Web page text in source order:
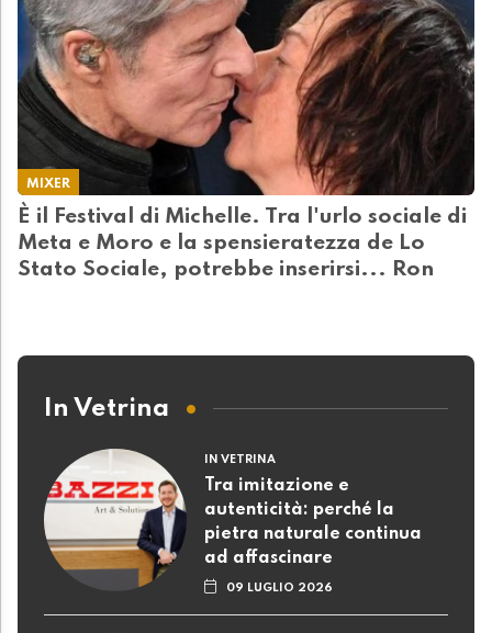
MIXER
È il Festival di Michelle. Tra l'urlo sociale di
Meta e Moro e la spensieratezza de Lo
Stato Sociale, potrebbe inserirsi... Ron
In Vetrina
IN VETRINA
Tra imitazione e
autenticità: perché la
pietra naturale continua
ad affascinare
09 LUGLIO 2026